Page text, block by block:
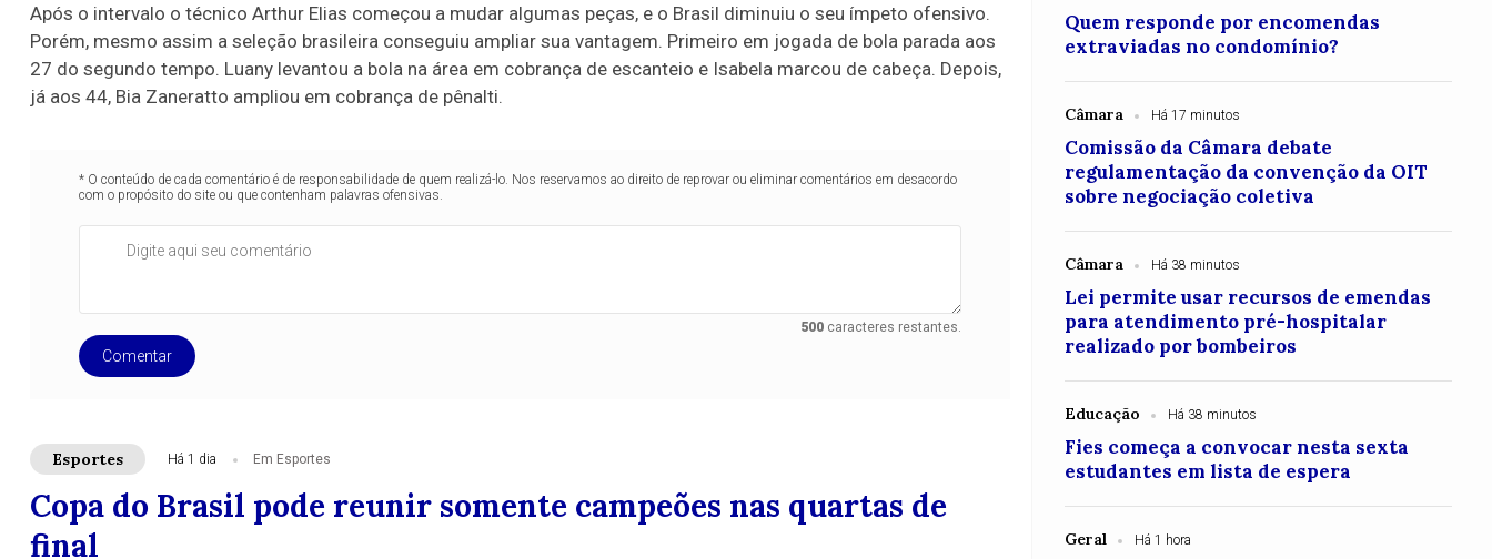
Após o intervalo o técnico Arthur Elias começou a mudar algumas peças, e o Brasil diminuiu o seu ímpeto ofensivo.
Porém, mesmo assim a seleção brasileira conseguiu ampliar sua vantagem. Primeiro em jogada de bola parada aos
27 do segundo tempo. Luany levantou a bola na área em cobrança de escanteio e Isabela marcou de cabeça. Depois,
já aos 44, Bia Zaneratto ampliou em cobrança de pênalti.
* O conteúdo de cada comentário é de responsabilidade de quem realizá-lo. Nos reservamos ao direito de reprovar ou eliminar comentários em desacordo
com o propósito do site ou que contenham palavras ofensivas.
500caracteres restantes.
Comentar
Esportes Há 1 dia Em Esportes
Copa do Brasil pode reunir somente campeões nas quartas de
final
Quem responde por encomendas
extraviadas no condomínio?
Câmara Há 17 minutos
Comissão da Câmara debate
regulamentação da convenção da OIT
sobre negociação coletiva
Câmara Há 38 minutos
Lei permite usar recursos de emendas
para atendimento pré-hospitalar
realizado por bombeiros
Educação Há 38 minutos
Fies começa a convocar nesta sexta
estudantes em lista de espera
Geral Há 1 hora